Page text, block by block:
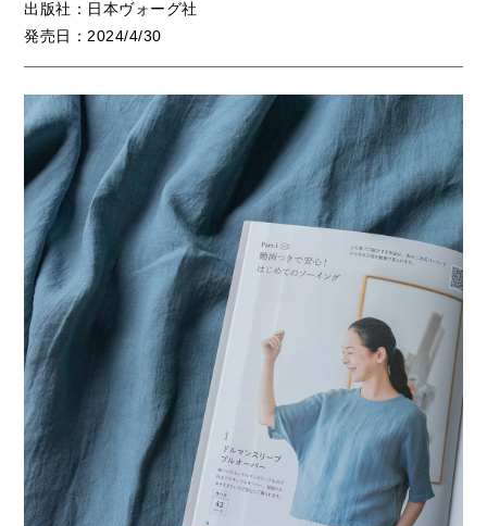
出版社：日本ヴォーグ社
発売日：2024/4/30